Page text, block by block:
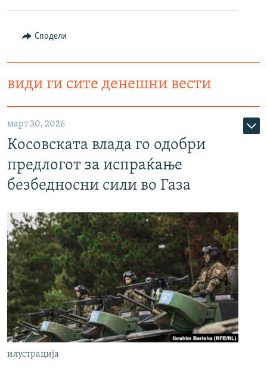
Сподели
види ги сите денешни вести
март 30, 2026
Косовската влада го одобри
предлогот за испраќање
безбедносни сили во Газа
илустрација